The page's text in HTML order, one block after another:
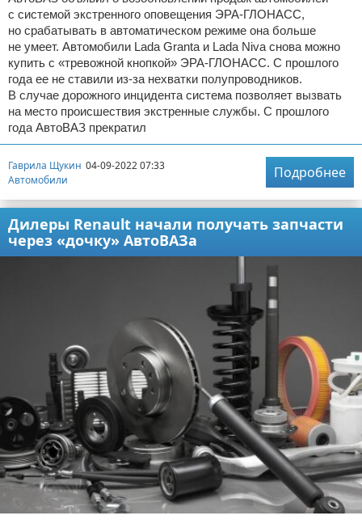
с системой экстренного оповещения ЭРА-ГЛОНАСС,
но срабатывать в автоматическом режиме она больше
не умеет. Автомобили Lada Granta и Lada Niva снова можно
купить с «тревожной кнопкой» ЭРА-ГЛОНАСС. С прошлого
года ее не ставили из-за нехватки полупроводников.
В случае дорожного инцидента система позволяет вызвать
на место происшествия экстренные службы. С прошлого
года АвтоВАЗ прекратил
Гаврила Щукин 04-09-2022 07:33
Автомобили
Подробнее
Дилеры Renault начали получать запчасти
через «дочку» АвтоВАЗа